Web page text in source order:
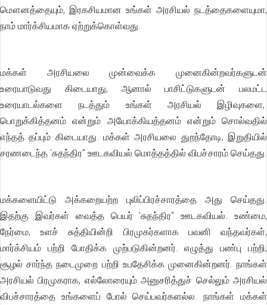
மௌனத்தையும், இரகசியமான உங்கள் அரசியல் நடத்தைகளையுமா,
நாம் மார்க்சியமாக ஏற்றுக்கொள்வது.
மக்கள் அரசியலை முன்வைக்க முனைகின்றவர்களுடன்
உரையாடுவது கிடையாது, ஆனால் பாசிட்டுகளுடன் பலமட்ட
உரையாடல்களை நடத்தும் உங்கள் அரசியல் இழிவுகளை,
பொறுக்கித்தனம் என்றும் அயோக்கியத்தனம் என்றும் சொல்வதில்
எந்தத் தப்பும் கிடையாது. மக்கள் அரசியலை துறந்தோடி, இறுதியில்
சரணடைந்த 'சுதந்திர" ஊடகவியல் மொத்தத்தில் விபச்சாரம் செய்தது.
மக்களையிட்டு அக்கறையற்ற புலிப்பிரச்சாரத்தை அது செய்தது.
இதற்கு இவர்கள் வைத்த பெயர் 'சுதந்திர" ஊடகவியல். உண்மை,
நேர்மை, உளச் சுத்தியின்றி பிரமுகர்களாக பவனி வந்தவர்கள்,
மார்க்சியம் பற்றி போதிக்க முற்படுகின்றனர். எழுத்து பண்பு பற்றி,
சூழல் சார்ந்த நடைமுறை பற்றி உபதேசிக்க முனைகின்றனர். நாங்கள்
அரசியல் பிரமுகராக, எல்லோரையும் அனுசரித்துச் செல்லும் அரசியல்
விபச்சாரத்தை உங்களைப் போல் செய்பவர்களல்ல. நாங்கள் மக்கள்